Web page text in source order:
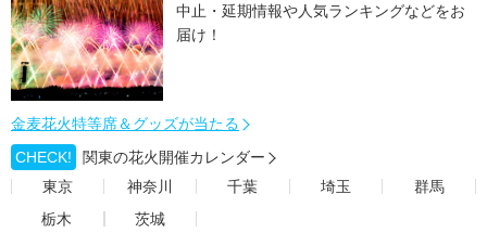
中止・延期情報や人気ランキングなどをお
届け！
金麦花火特等席＆グッズが当たる
CHECK!
関東の花火開催カレンダー
東京
神奈川 千葉 埼玉
群馬
栃木
茨城